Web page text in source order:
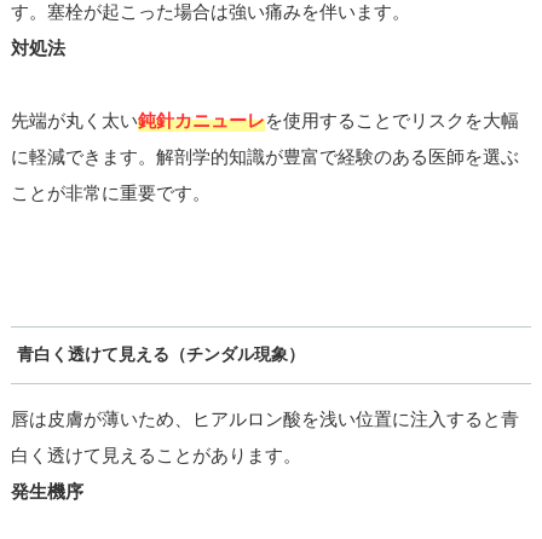
す。塞栓が起こった場合は強い痛みを伴います。
対処法
先端が丸く太い鈍針カニューレを使用することでリスクを大幅
に軽減できます。解剖学的知識が豊富で経験のある医師を選ぶ
ことが非常に重要です。
青白く透けて見える（チンダル現象）
唇は皮膚が薄いため、ヒアルロン酸を浅い位置に注入すると青
白く透けて見えることがあります。
発生機序